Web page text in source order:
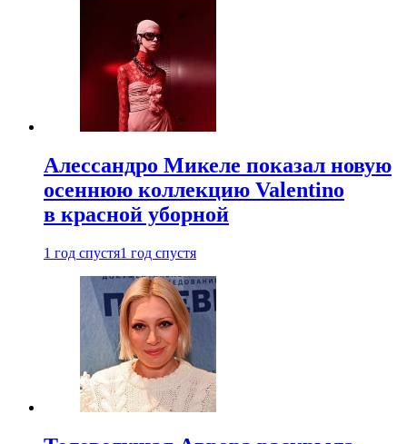
Алессандро Микеле показал новую
осеннюю коллекцию Valentino
в красной уборной
1 год спустя1 год спустя